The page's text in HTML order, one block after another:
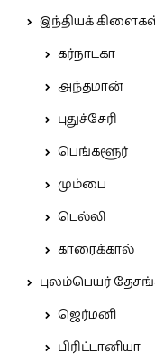
இந்தியக்
கர்நாடகா
அந்தமான்
புதுச்சேரி
பெங்களூர்
மும்பை
டெல்லி
காரைக்கால்
புலம்பெயர்
ஜெர்மனி
பிரிட்டானியா